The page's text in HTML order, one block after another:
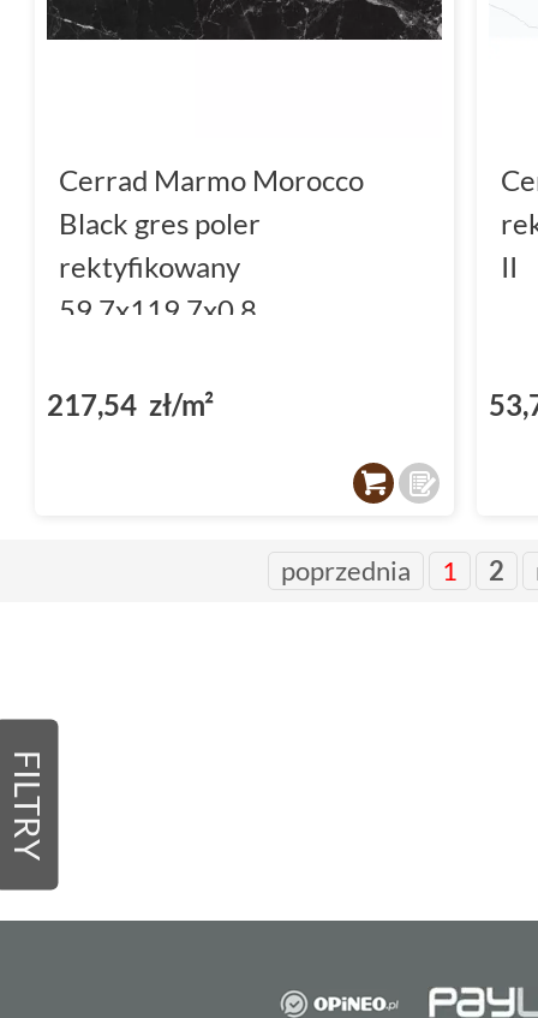
FILTRY
Cerrad Marmo Morocco
Black gres poler
rektyfikowany
59.7x119.7x0.8
217,54 zł/m²
II
poprzednia 1 2